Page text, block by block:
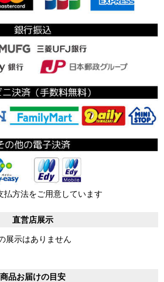
払方法をご用意しています
直営店展示
展示はありません
商品お届けの目安